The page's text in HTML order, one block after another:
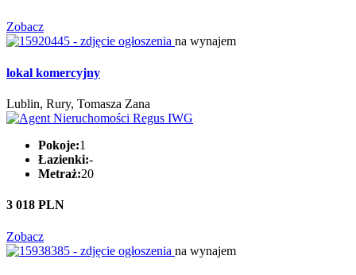
Zobacz
na wynajem
lokal komercyjny
Lublin, Rury, Tomasza Zana
Pokoje:1
Łazienki:-
Metraż:20
3 018 PLN
Zobacz
na wynajem